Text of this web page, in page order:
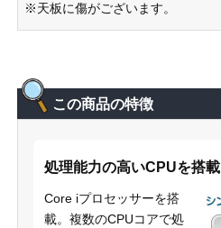
※天板に傷がございます。
この商品の特徴
処理能力の高いCPUを搭載
Core iプロセッサーを搭
載。複数のCPUコアで処